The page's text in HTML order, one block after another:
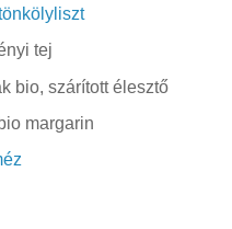
tej
bio, szárított élesztő
margarin